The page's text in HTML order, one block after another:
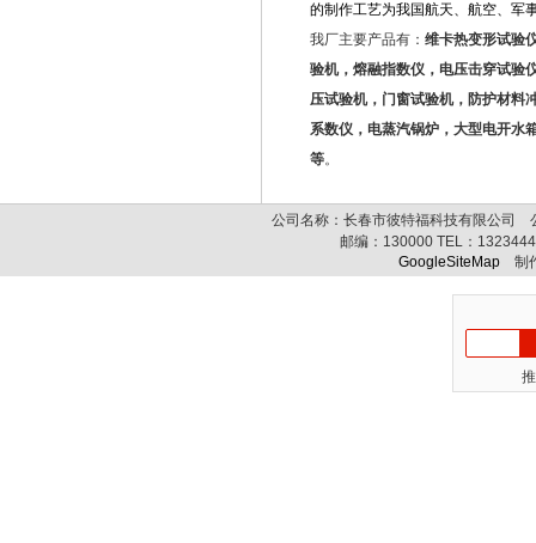
的制作工艺为我国航天、航空、军
我厂主要产品有： 维卡热变形试验
验机，熔融指数仪，电压击穿试验
压试验机，门窗试验机，防护材料
系数仪，电蒸汽锅炉，大型电开水
等。
公司名称：长春市彼特福科技有限公司
邮编： 130000TEL：
GoogleSiteMap 制